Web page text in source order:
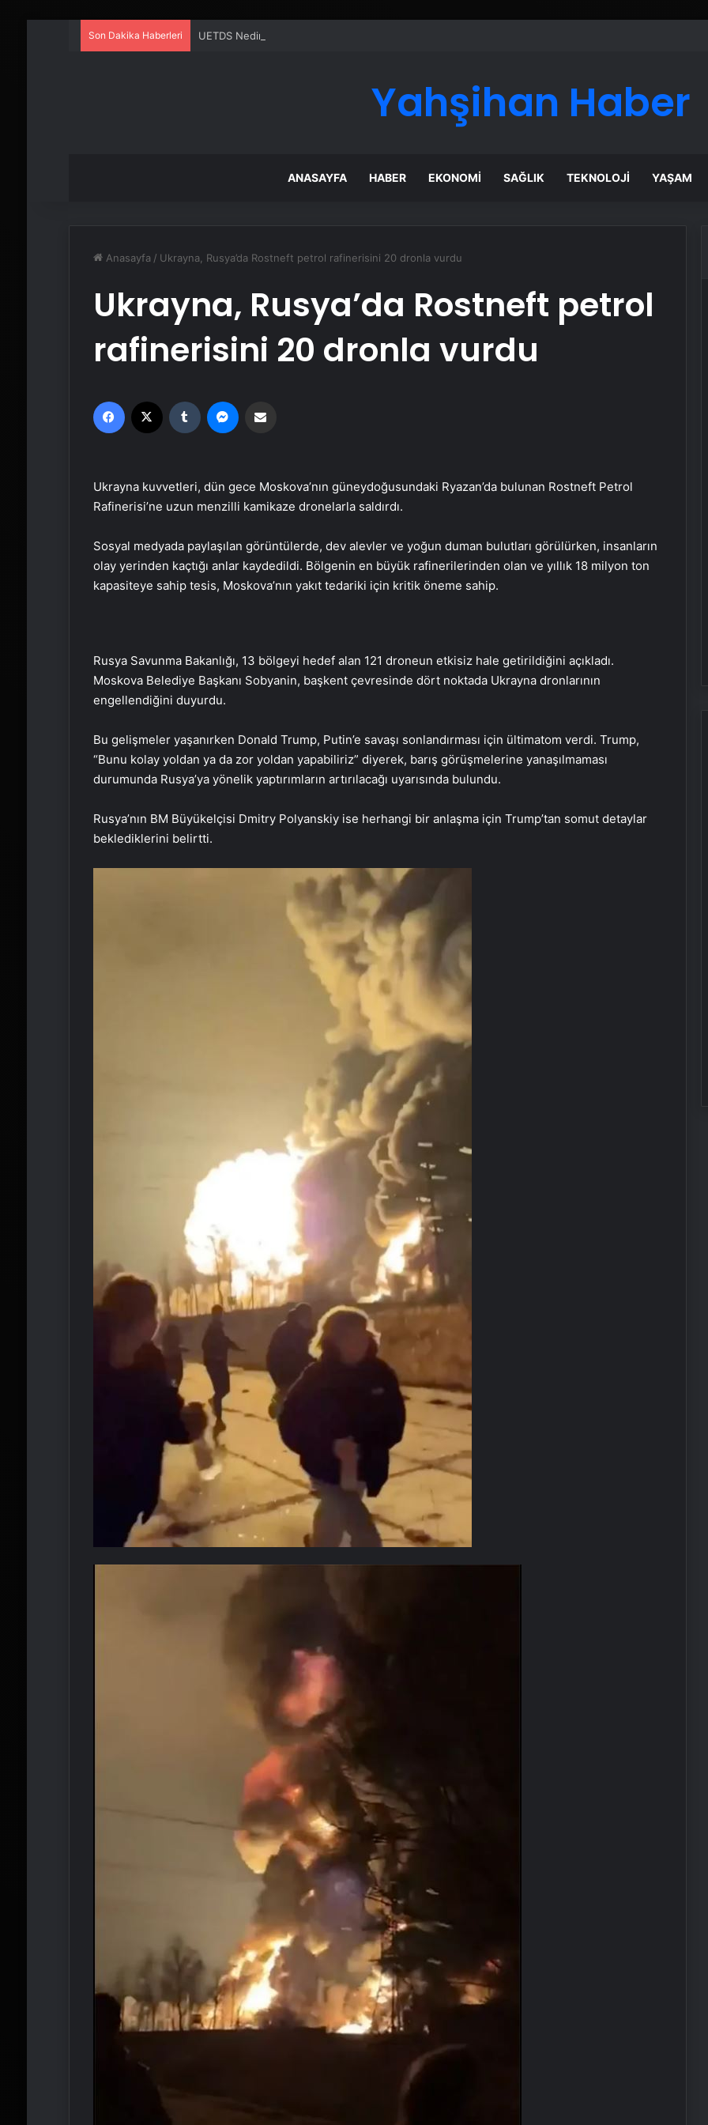
Son Dakika Haberleri UETDS Nedir ? Uetds.com İle Akıllı Dijital Taşımacılık Yazılımı
Yahşihan Haber
ANASAYFA HABER EKONOMI SAĞLIK TEKNOLOJI YAŞAM
Anasayfa / Ukrayna, Rusya’da Rostneft petrol rafinerisini 20 dronla vurdu
Ukrayna, Rusya’da Rostneft petrol
rafinerisini 20 dronla vurdu
Facebook Tumblr
Ukrayna kuvvetleri, dün gece Moskova’nın güneydoğusundaki Ryazan’da bulunan Rostneft Petrol
Rafinerisi’ne uzun menzilli kamikaze dronelarla saldırdı.
Sosyal medyada paylaşılan görüntülerde, dev alevler ve yoğun duman bulutları görülürken, insanların
olay yerinden kaçtığı anlar kaydedildi. Bölgenin en büyük rafinerilerinden olan ve yıllık 18 milyon ton
kapasiteye sahip tesis, Moskova’nın yakıt tedariki için kritik öneme sahip.
Rusya Savunma Bakanlığı, 13 bölgeyi hedef alan 121 droneun etkisiz hale getirildiğini açıkladı.
Moskova Belediye Başkanı Sobyanin, başkent çevresinde dört noktada Ukrayna dronlarının
engellendiğini duyurdu.
Bu gelişmeler yaşanırken Donald Trump, Putin’e savaşı sonlandırması için ültimatom verdi. Trump,
“Bunu kolay yoldan ya da zor yoldan yapabiliriz” diyerek, barış görüşmelerine yanaşılmaması
durumunda Rusya’ya yönelik yaptırımların artırılacağı uyarısında bulundu.
Rusya’nın BM Büyükelçisi Dmitry Polyanskiy ise herhangi bir anlaşma için Trump’tan somut detaylar
beklediklerini belirtti.